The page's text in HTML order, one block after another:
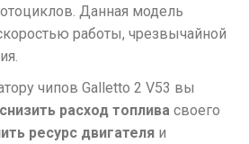
Данная модель
работы, чрезвычайной
чипов Galletto 2 V53 вы
снизить расход топлива своего
ресурс двигателя и